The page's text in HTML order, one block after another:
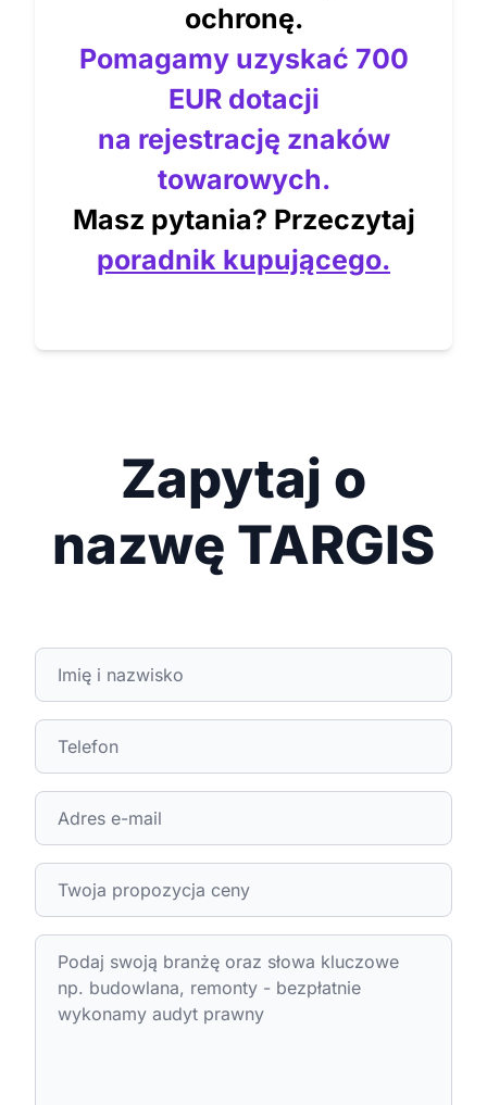
ochronę.
Pomagamy uzyskać 700
EUR dotacji
na rejestrację znaków
towarowych.
Masz pytania? Przeczytaj
poradnik kupującego.
Zapytaj o
nazwę TARGIS